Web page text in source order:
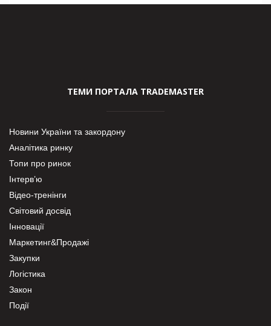
ТЕМИ ПОРТАЛА TRADEMASTER
Новини України та закордону
Аналітика ринку
Топи про ринок
Інтерв’ю
Відео-тренінги
Світовий досвід
Інновації
Маркетинг&Продажі
Закупки
Логістика
Закон
Події